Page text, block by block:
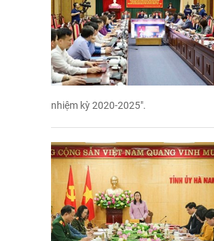
nhiệm kỳ 2020-2025".